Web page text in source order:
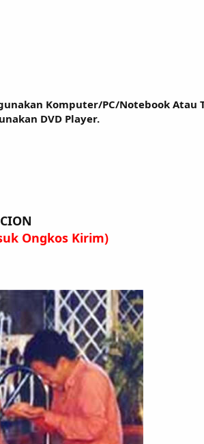
Komputer/PC/Notebook Atau
DVD Player.
Ongkos Kirim)